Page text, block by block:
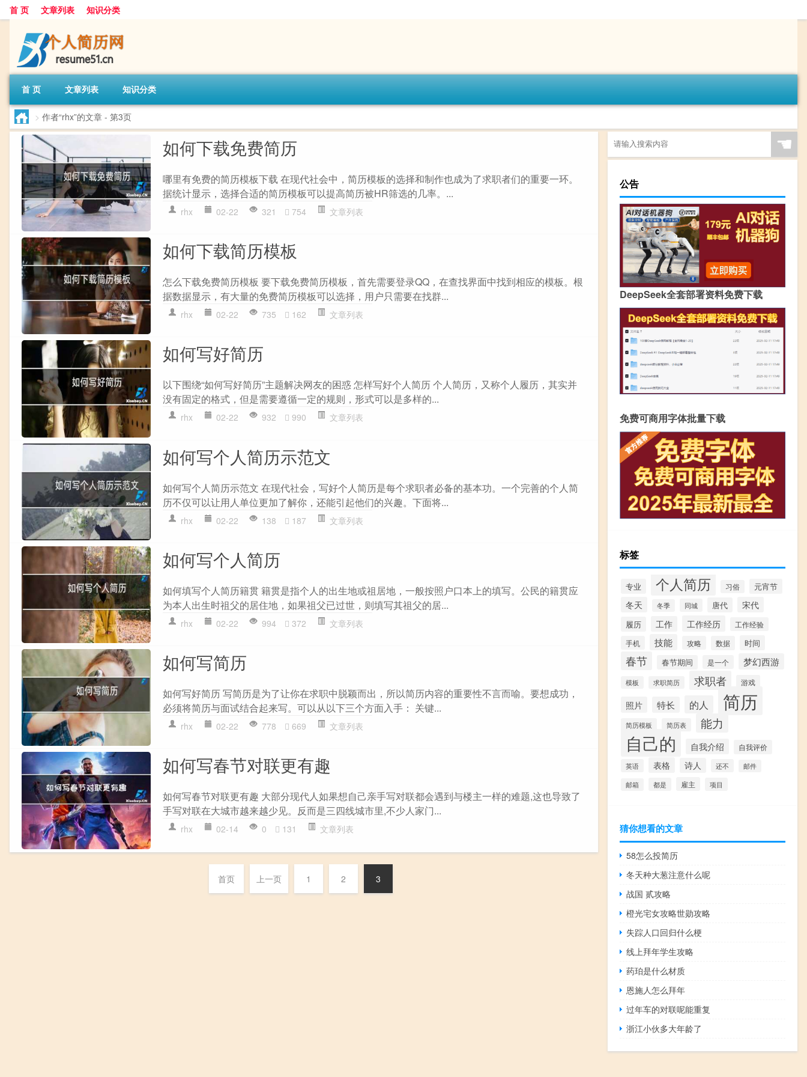
首 页 文章列表 知识分类
首 页 文章列表 知识分类
> 作者“rhx”的文章 - 第3页
如何下载免费简历
哪里有免费的简历模板下载 在现代社会中，简历模板的选择和制作也成为了求职者们的重要一环。
据统计显示，选择合适的简历模板可以提高简历被HR筛选的几率。...
rhx 02-22 321 754 文章列表
如何下载简历模板
怎么下载免费简历模板 要下载免费简历模板，首先需要登录QQ，在查找界面中找到相应的模板。根
据数据显示，有大量的免费简历模板可以选择，用户只需要在找群...
rhx 02-22 735 162 文章列表
如何写好简历
以下围绕“如何写好简历”主题解决网友的困惑 怎样写好个人简历 个人简历，又称个人履历，其实并
没有固定的格式，但是需要遵循一定的规则，形式可以是多样的...
rhx 02-22 932 990 文章列表
如何写个人简历示范文
如何写个人简历示范文 在现代社会，写好个人简历是每个求职者必备的基本功。一个完善的个人简
历不仅可以让用人单位更加了解你，还能引起他们的兴趣。下面将...
rhx 02-22 138 187 文章列表
如何写个人简历
如何填写个人简历籍贯 籍贯是指个人的出生地或祖居地，一般按照户口本上的填写。公民的籍贯应
为本人出生时祖父的居住地，如果祖父已过世，则填写其祖父的居...
rhx 02-22 994 372 文章列表
如何写简历
如何写好简历 写简历是为了让你在求职中脱颖而出，所以简历内容的重要性不言而喻。要想成功，
必须将简历与面试结合起来写。可以从以下三个方面入手： 关键...
rhx 02-22 778 669 文章列表
如何写春节对联更有趣
如何写春节对联更有趣 大部分现代人如果想自己亲手写对联都会遇到与楼主一样的难题,这也导致了
手写对联在大城市越来越少见。反而是三四线城市里,不少人家门...
rhx 02-14 0 131 文章列表
首页 上一页 1 2 3
☚
公告
DeepSeek全套部署资料免费下载
免费可商用字体批量下载
标签
专业 个人简历 习俗 元宵节
冬天 冬季 同城 唐代 宋代
履历 工作 工作经历
工作经验
手机
技能 攻略 数据 时间
春节 春节期间 是一个 梦幻西游
模板 求职简历 求职者 游戏
照片 特长 的人 简历
简历模板 简历表 能力
自己的 自我介绍 自我评价
英语 表格 诗人 还不 邮件
邮箱 都是 雇主 项目
猜你想看的文章
58怎么投简历
冬天种大葱注意什么呢
战国 贰攻略
橙光宅女攻略世勋攻略
失踪人口回归什么梗
线上拜年学生攻略
药珀是什么材质
恩施人怎么拜年
过年车的对联呢能重复
浙江小伙多大年龄了